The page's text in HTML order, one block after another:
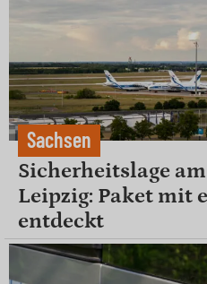
Sachsen
Sicherheitslage
Leipzig: Paket mit
entdeckt